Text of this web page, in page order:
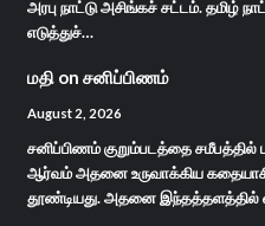
அரபு நாட்டு அசிங்கச் சட்டம். தமிழ்
எடுத்துச்…
மதி on சனிப்பிணம்
August 2, 2026
சனிப்பிணம் குறும்படத்தை சமீபத்தில்
ஆர்வம் அதனை உருவாக்கிய
தூண்டியது. அதனை இந்தத்தளத்தில்